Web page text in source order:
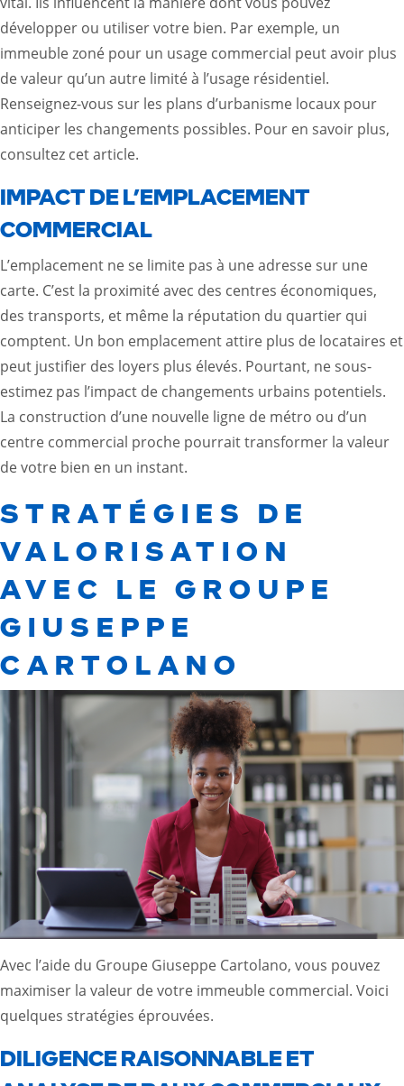
développer ou utiliser votre bien. Par exemple, un
immeuble zoné pour un usage commercial peut avoir plus
de valeur qu’un autre limité à l’usage résidentiel.
Renseignez-vous sur les plans d’urbanisme locaux pour
anticiper les changements possibles. Pour en savoir plus,
consultez cetarticle.
IMPACT DE L’EMPLACEMENT
COMMERCIAL
L’emplacement ne se limite pas à une adresse sur une
carte. C’est la proximité avec des centres économiques,
des transports, et même la réputation du quartier qui
comptent. Un bon emplacement attire plus de locataires et
peut justifier des loyers plus élevés. Pourtant, ne sous-
estimez pas l’impact de changements urbains potentiels.
La construction d’une nouvelle ligne de métro ou d’un
centre commercial proche pourrait transformer la valeur
de votre bien en un instant.
STRATÉGIES DE
VALORISATION
AVEC LE GROUPE
GIUSEPPE
CARTOLANO
Avec l’aide du Groupe Giuseppe Cartolano, vous pouvez
maximiser la valeur de votre immeuble commercial. Voici
quelques stratégies éprouvées.
DILIGENCE RAISONNABLE ET